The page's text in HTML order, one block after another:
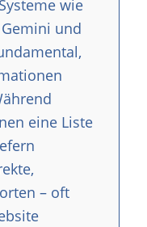
wie
Gemini und
eine Liste
– oft